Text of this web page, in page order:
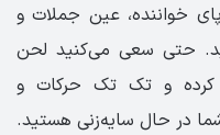
خواننده، عین جملات و
حتی سعی می‌کنید لحن
کرده و تک تک حرکات و
در حال سایه‌زنی هستید.